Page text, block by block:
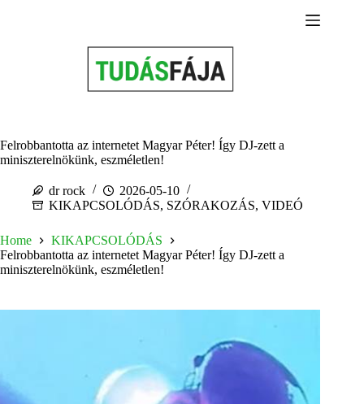
Felrobbantotta az internetet Magyar Péter! Így DJ-zett a
miniszterelnökünk, eszméletlen!
dr rock
2026-05-10
KIKAPCSOLÓDÁS, SZÓRAKOZÁS, VIDEÓ
Home
KIKAPCSOLÓDÁS
Felrobbantotta az internetet Magyar Péter! Így DJ-zett a
miniszterelnökünk, eszméletlen!